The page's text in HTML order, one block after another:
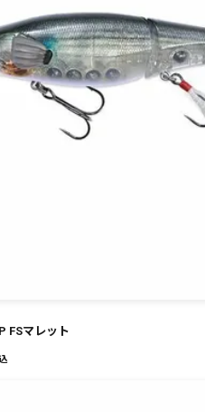
FSマレット